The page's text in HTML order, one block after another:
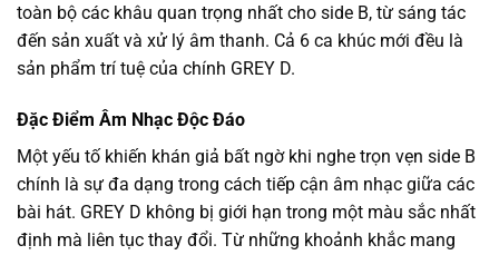
toàn bộ các khâu quan trọng nhất cho side B, từ sáng tác
đến sản xuất và xử lý âm thanh. Cả 6 ca khúc mới đều là
sản phẩm trí tuệ của chính GREY D.
Đặc Điểm Âm Nhạc Độc Đáo
Một yếu tố khiến khán giả bất ngờ khi nghe trọn vẹn side B
chính là sự đa dạng trong cách tiếp cận âm nhạc giữa các
bài hát. GREY D không bị giới hạn trong một màu sắc nhất
định mà liên tục thay đổi. Từ những khoảnh khắc mang